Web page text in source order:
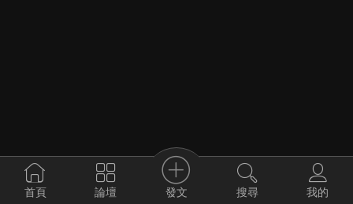
首頁 論壇 發文 搜尋 我的